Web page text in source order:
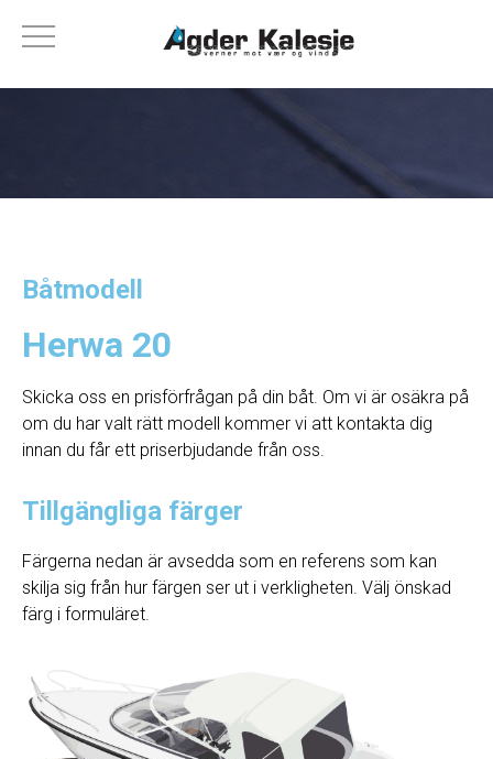
Båtmodell
Herwa 20
Skicka oss en prisförfrågan på din båt. Om vi ​​är osäkra på
om du har valt rätt modell kommer vi att kontakta dig
innan du får ett priserbjudande från oss.
Tillgängliga färger
Färgerna nedan är avsedda som en referens som kan
skilja sig från hur färgen ser ut i verkligheten. Välj önskad
färg i formuläret.